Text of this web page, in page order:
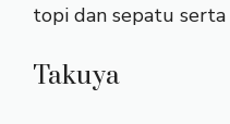
topi dan sepatu serta
Takuya